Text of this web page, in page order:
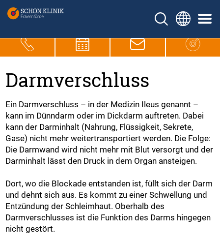
Darmverschluss
Ein Darmverschluss – in der Medizin Ileus genannt –
kann im Dünndarm oder im Dickdarm auftreten. Dabei
kann der Darminhalt (Nahrung, Flüssigkeit, Sekrete,
Gase) nicht mehr weitertransportiert werden. Die Folge:
Die Darmwand wird nicht mehr mit Blut versorgt und der
Darminhalt lässt den Druck in dem Organ ansteigen.
Dort, wo die Blockade entstanden ist, füllt sich der Darm
und dehnt sich aus. Es kommt zu einer Schwellung und
Entzündung der Schleimhaut. Oberhalb des
Darmverschlusses ist die Funktion des Darms hingegen
nicht gestört.